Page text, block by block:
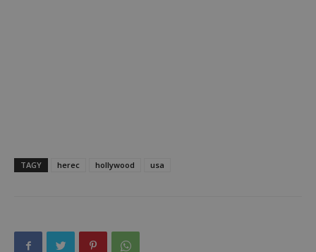
TAGY herec hollywood usa